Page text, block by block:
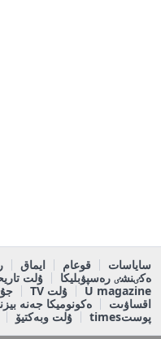
ساياسات قوعام ايماق
ەكٸنشٸ رەسپۋبليكا
ۇلت
U magazine
ۇلت TV
اقساۋىت
ەكونوميكا جەنە
پوستtimes
ۇلت وبەكتيۆ